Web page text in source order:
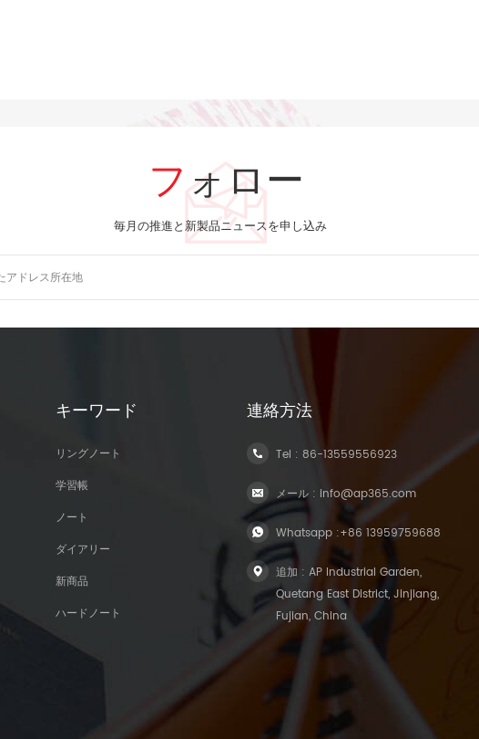
フォロー
毎月の推進と新製品ニュースを申し込み
キーワード
リングノート
学習帳
ノート
ダイアリー
新商品
ハードノート
連絡方法
Tel :86-13559556923
メール : info@ap365.com
Whatsapp :+86 13959759688
追加 : AP Industrial Garden,
Quetang East District, Jinjiang,
Fujian, China